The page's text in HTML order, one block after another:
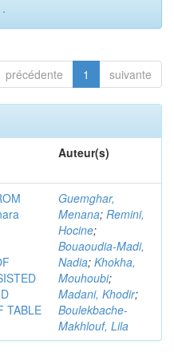
précédente 1 suivante
Auteur(s)
TABLE
Guemghar,
Menana; Remini,
Hocine;
Bouaoudia-Madi,
Nadia; Khokha,
Mouhoubi;
Madani, Khodir;
Boulekbache-
Makhlouf, Lila